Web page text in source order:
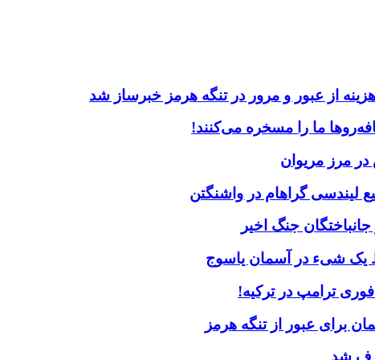
از عبور و مرور در تنگه هرمز خبرساز شد
ما را مسخره می‌کنند!
مرز مریوان
لیندسی گراهام در واشنگتن
جنگ اخیر
یک شیء در آسمان یاسوج
فوری ترامپ در ترکیه!
برای عبور از تنگه هرمز
شد